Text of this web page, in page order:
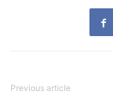
Previous article